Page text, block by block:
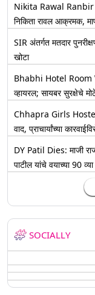
Nikita Rawal Ranbir
निकिता रावल आक्रमक,
SIR अंतर्गत मतदार
खोटा
Bhabhi Hotel Room
व्हायरल; सायबर सुरक्षेचे
Chhapra Girls Hostel
वाद, प्राचार्यांच्या
DY Patil Dies: माजी
पाटील यांचे वयाच्या 90 व्या
SOCIALLY